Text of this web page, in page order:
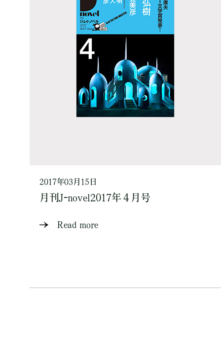
2017年03月15日
月刊J-novel2017年４月号
Read more